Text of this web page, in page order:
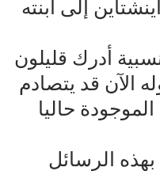
إلى ابنته
أدرك قليلون
الآن قد يتصادم
حاليا
الرسائل